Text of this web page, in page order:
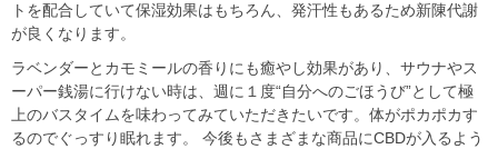
トを配合していて保湿効果はもちろん、発汗性もあるため新陳代謝
が良くなります。
ラベンダーとカモミールの香りにも癒やし効果があり、サウナやス
ーパー銭湯に行けない時は、週に１度“自分へのごほうび”として極
上のバスタイムを味わってみていただきたいです。体がポカポカす
るのでぐっすり眠れます。 今後もさまざまな商品にCBDが入るよう